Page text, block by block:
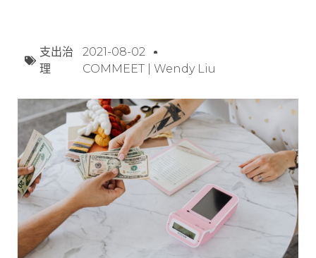
支出治
理
2021-08-02
COMMEET | Wendy Liu